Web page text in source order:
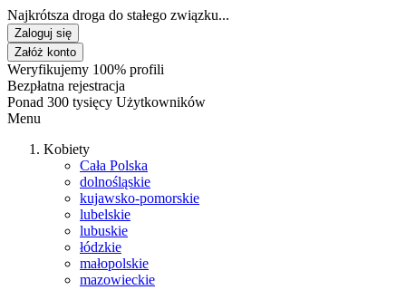
Najkrótsza droga do stałego związku...
Zaloguj się
Załóż konto
Weryfikujemy 100% profili
Bezpłatna rejestracja
Ponad 300 tysięcy Użytkowników
Menu
Kobiety
Cała Polska
dolnośląskie
kujawsko-pomorskie
lubelskie
lubuskie
łódzkie
małopolskie
mazowieckie